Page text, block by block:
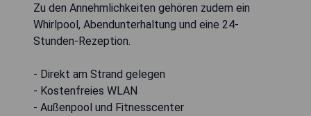
Zu den Annehmlichkeiten gehören zudem ein
Whirlpool, Abendunterhaltung und eine 24-
Stunden-Rezeption.
- Direkt am Strand gelegen
- Kostenfreies WLAN
- Außenpool und Fitnesscenter